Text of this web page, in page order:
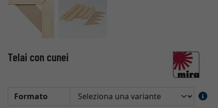
Telai con cunei
Formato